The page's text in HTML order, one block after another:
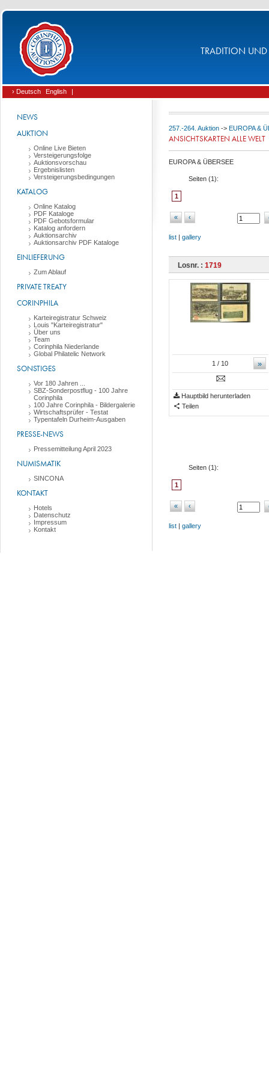
TRADITION UND
› Deutsch English |
NEWS
AUKTION
Online Live Bieten
Versteigerungsfolge
Auktionsvorschau
Ergebnislisten
Versteigerungsbedingungen
KATALOG
Online Katalog
PDF Kataloge
PDF Gebotsformular
Katalog anfordern
Auktionsarchiv
Auktionsarchiv PDF Kataloge
EINLIEFERUNG
Zum Ablauf
PRIVATE TREATY
CORINPHILA
Karteiregistratur Schweiz
Louis "Karteiregistratur"
Über uns
Team
Corinphila Niederlande
Global Philatelic Network
SONSTIGES
Vor 180 Jahren ...
SBZ-Sonderpostflug - 100 Jahre
Corinphila
100 Jahre Corinphila - Bildergalerie
Wirtschaftsprüfer - Testat
Typentafeln Durheim-Ausgaben
PRESSE-NEWS
Pressemitteilung April 2023
NUMISMATIK
SINCONA
KONTAKT
Hotels
Datenschutz
Impressum
Kontakt
257.-264. Auktion -> EUROPA &
ANSICHTSKARTEN ALLE WELT
EUROPA & ÜBERSEE
Seiten (1):
1
« ‹
list | gallery
Losnr. : 1719
»
1 / 10
Hauptbild herunterladen
Teilen
Seiten (1):
1
« ‹
list | gallery